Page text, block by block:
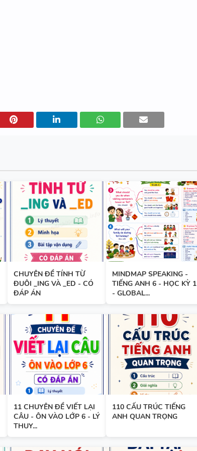
110 CẤU TRÚC TIẾNG ANH QUAN
TRỌNG
520 CÂU WORD FORM - LUYỆN HỌC
SINH GIỎI - TIẾNG ANH 9 - CÓ ĐÁP
ÁN
BẢNG WORD FORM THEO TỪNG
UNIT - TIẾNG ANH 10 - GLOBAL
SUCCESS - HỌC KỲ 1 - CÓ ĐÁP ÁN
BẢNG WORD FORM TIẾNG ANH 8 -
GLOBAL SUCCESS THEO TỪNG UNIT
- HỌC KỲ 1 - CÓ ĐÁP ÁN
BẢNG WORD FORM THEO TỪNG
UNIT - TIẾNG ANH 7 - GLOBAL
CHUYÊN ĐỀ TÍNH TỪ
ĐUÔI _ING VÀ _ED - CÓ
ĐÁP ÁN
MINDMAP SPEAKING -
TIẾNG ANH 6 - HỌC KỲ 1
- GLOBAL...
11 CHUYÊN ĐỀ VIẾT LẠI
CÂU - ÔN VÀO LỚP 6 - LÝ
THUY...
110 CẤU TRÚC TIẾNG
ANH QUAN TRỌNG